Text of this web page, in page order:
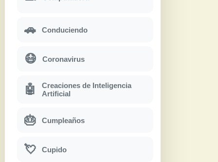
🚗 Conduciendo
😷 Coronavirus
🤖
Creaciones de Inteligencia
Artificial
🎂 Cumpleaños
💘 Cupido